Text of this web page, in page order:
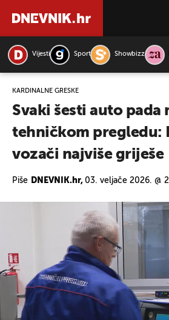
Vijesti Sport Showbizz
KARDINALNE GREŠKE
Svaki šesti auto pada
tehničkom pregledu:
vozači najviše griješe
Piše DNEVNIK.hr, 03. veljače 2026. @
PRETRAŽITE VIJESTI